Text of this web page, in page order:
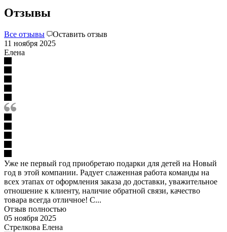
Отзывы
Все отзывы
Оставить отзыв
11 ноября 2025
Елена
Уже не первый год приобретаю подарки для детей на Новый
год в этой компании. Радует слаженная работа команды на
всех этапах от оформления заказа до доставки, уважительное
отношение к клиенту, наличие обратной связи, качество
товара всегда отличное! С...
Отзыв полностью
05 ноября 2025
Стрелкова Елена